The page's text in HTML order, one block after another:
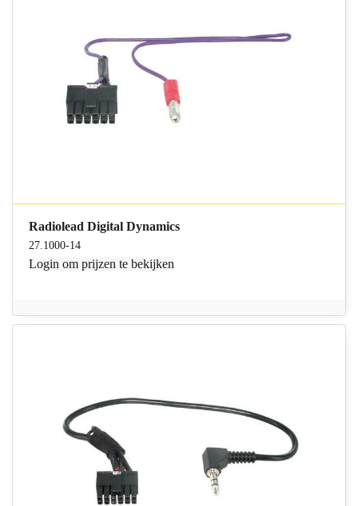
Radiolead Digital Dynamics
27.1000-14
Login om prijzen te bekijken